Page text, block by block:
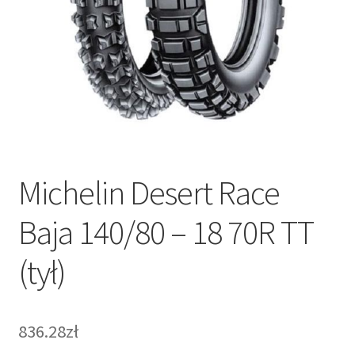
Michelin Desert Race
Baja 140/80 – 18 70R TT
(tył)
836.28zł